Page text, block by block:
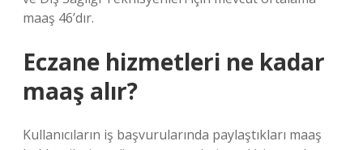
maaş 46’dır.
Eczane hizmetleri ne kadar
maaş alır?
Kullanıcıların iş başvurularında paylaştıkları maaş